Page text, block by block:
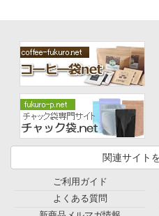
関連サイト
ご利用ガイド
よくある質問